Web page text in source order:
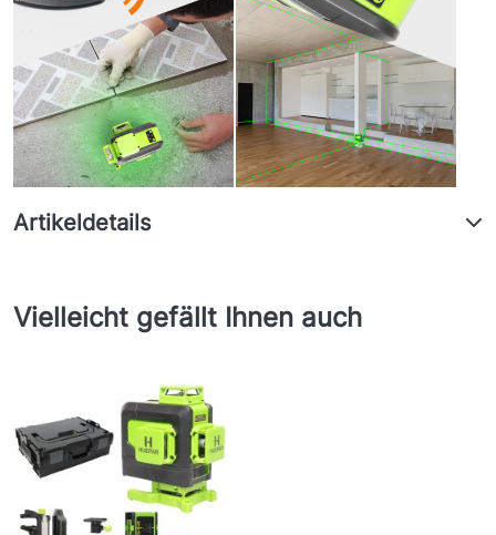
Artikeldetails
Vielleicht gefällt Ihnen auch